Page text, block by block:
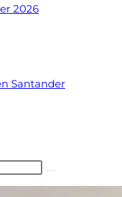
2026
Santander